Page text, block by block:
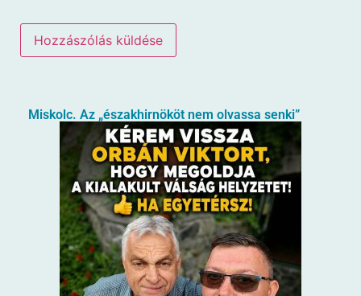
Miskolc. Az „északhirnököt nem olvassa senki”